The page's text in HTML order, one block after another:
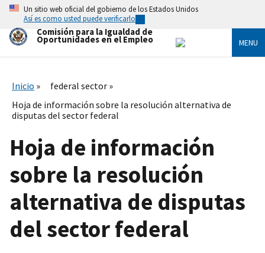
Skip
main
content
Un sitio web oficial del gobierno de los Estados Unidos
Así es como usted puede verificarlo
Comisión para la Igualdad de
Oportunidades en el Empleo MENU
Inicio
federal sector
Hoja de información sobre la resolución alternativa de
disputas del sector federal
Hoja de información
sobre la resolución
alternativa de disputas
del sector federal